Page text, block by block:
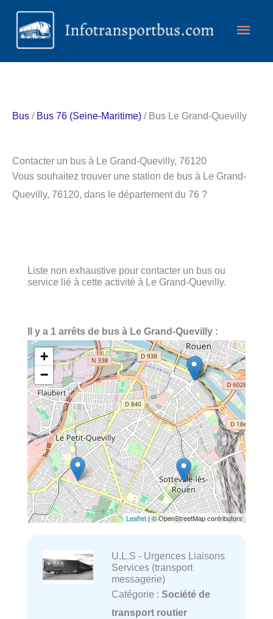
Aller
contenu
Bus / Bus 76 (Seine-Maritime) / Bus Le Grand-Quevilly
Contacter un bus à Le Grand-Quevilly, 76120
Vous souhaitez trouver une station de bus à Le Grand-
Quevilly, 76120, dans le département du 76 ?
Liste non exhaustive pour contacter un bus ou
service lié à cette activité à Le Grand-Quevilly.
Il y a 1 arrêts de bus à Le Grand-Quevilly :
+
−
Leaflet| © OpenStreetMap contributors
U.L.S - Urgences Liaisons
Services (transport
messagerie)
Catégorie : Société de
transport routier